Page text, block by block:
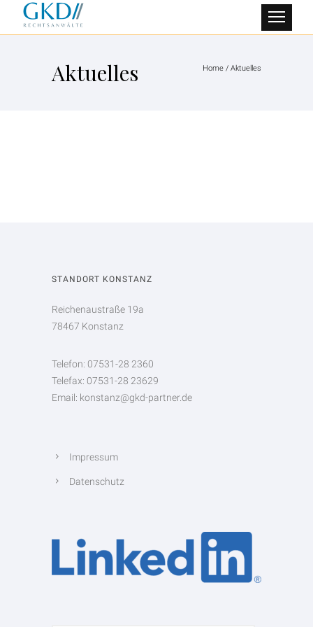
Aktuelles Home / Aktuelles
STANDORT KONSTANZ
Reichenaustraße 19a
78467 Konstanz
Telefon: 07531-28 2360
Telefax: 07531-28 23629
Email: konstanz@gkd-partner.de
Impressum
Datenschutz